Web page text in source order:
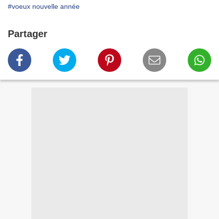
#voeux nouvelle année
Partager